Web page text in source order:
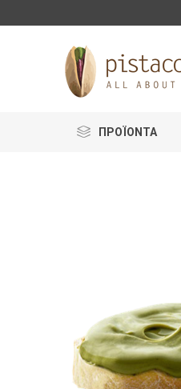
ΠΡΟΪΟΝΤΑ